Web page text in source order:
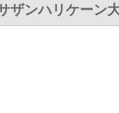
ンハリケーン